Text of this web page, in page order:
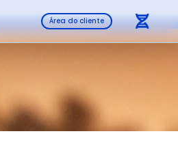
Área do cliente